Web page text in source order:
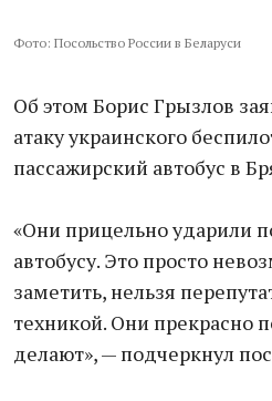
Фото: Посольство России в Беларуси
Об этом Борис Грызлов
атаку украинского
пассажирский автобус в
«Они прицельно ударили
автобусу. Это просто
заметить, нельзя
техникой. Они прекрасно
делают», — подчеркнул